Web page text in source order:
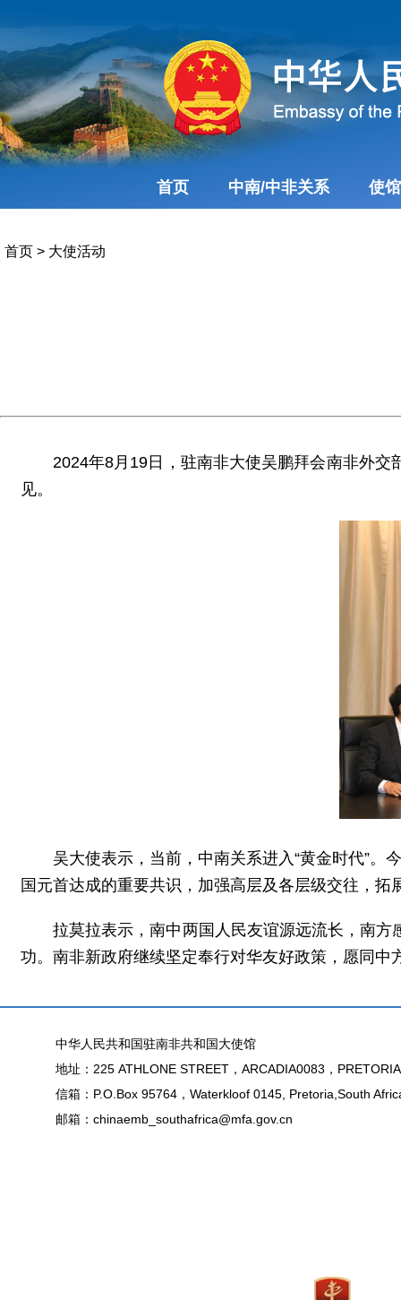
首页 中南/中非关系 使
首页 > 大使活动
2024年8月19日，驻南非大使吴鹏拜会南非外
见。
吴大使表示，当前，中南关系进入“黄金时代”
国元首达成的重要共识，加强高层及各层级交往，
拉莫拉表示，南中两国人民友谊源远流长，南
功。南非新政府继续坚定奉行对华友好政策，愿同
中华人民共和国驻南非共和国大使馆
地址：225 ATHLONE STREET，ARCADIA0083，
信箱：P.O.Box 95764，Waterkloof 0145, Pretoria,South
邮箱：chinaemb_southafrica@mfa.gov.cn